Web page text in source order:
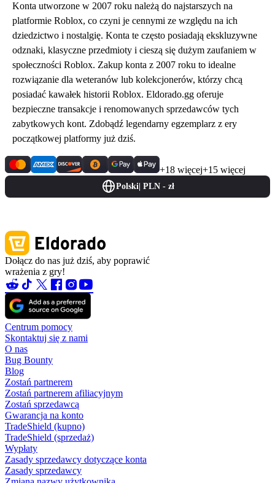
Konta utworzone w 2007 roku należą do najstarszych na
platformie Roblox, co czyni je cennymi ze względu na ich
dziedzictwo i nostalgię. Konta te często posiadają ekskluzywne
odznaki, klasyczne przedmioty i cieszą się dużym zaufaniem w
społeczności Roblox. Zakup konta z 2007 roku to idealne
rozwiązanie dla weteranów lub kolekcjonerów, którzy chcą
posiadać kawałek historii Roblox. Eldorado.gg oferuje
bezpieczne transakcje i renomowanych sprzedawców tych
zabytkowych kont. Zdobądź legendarny egzemplarz z ery
początkowej platformy już dziś.
+18 więcej+15 więcej
Polski| PLN - zł
Dołącz do nas już dziś, aby poprawić
wrażenia z gry!
Centrum pomocy
Skontaktuj się z nami
O nas
Bug Bounty
Blog
Zostań partnerem
Zostań partnerem afiliacyjnym
Zostań sprzedawcą
Gwarancja na konto
TradeShield (kupno)
TradeShield (sprzedaż)
Wypłaty
Zasady sprzedawcy dotyczące konta
Zasady sprzedawcy